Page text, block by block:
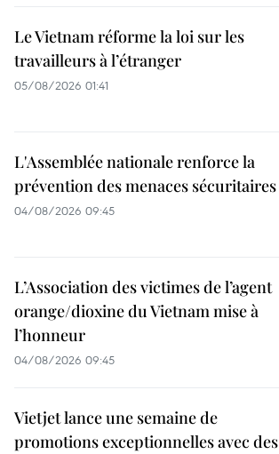
Le Vietnam réforme la loi sur les
travailleurs à l’étranger
05/08/2026 01:41
L'Assemblée nationale renforce la
prévention des menaces sécuritaires
04/08/2026 09:45
L’Association des victimes de l’agent
orange/dioxine du Vietnam mise à
l’honneur
04/08/2026 09:45
Vietjet lance une semaine de
promotions exceptionnelles avec des